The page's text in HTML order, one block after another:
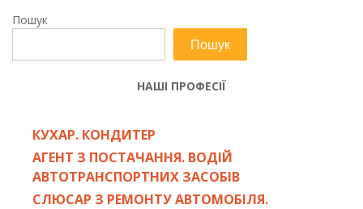
Пошук
Пошук
НАШІ ПРОФЕСІЇ
КУХАР. КОНДИТЕР
АГЕНТ З ПОСТАЧАННЯ. ВОДІЙ
АВТОТРАНСПОРТНИХ ЗАСОБІВ
СЛЮСАР З РЕМОНТУ АВТОМОБІЛЯ.